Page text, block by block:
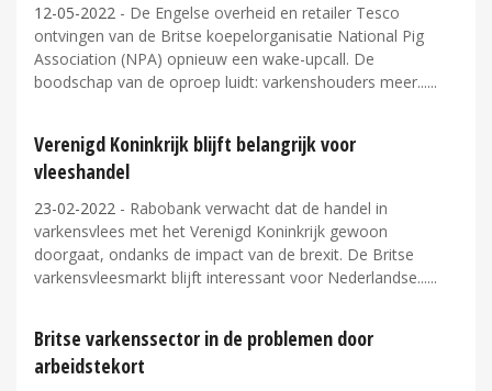
12-05-2022 - De Engelse overheid en retailer Tesco
ontvingen van de Britse koepelorganisatie National Pig
Association (NPA) opnieuw een wake-upcall. De
boodschap van de oproep luidt: varkenshouders meer...
Verenigd Koninkrijk blijft belangrijk voor
vleeshandel
23-02-2022 - Rabobank verwacht dat de handel in
varkensvlees met het Verenigd Koninkrijk gewoon
doorgaat, ondanks de impact van de brexit. De Britse
varkensvleesmarkt blijft interessant voor Nederlandse...
Britse varkenssector in de problemen door
arbeidstekort